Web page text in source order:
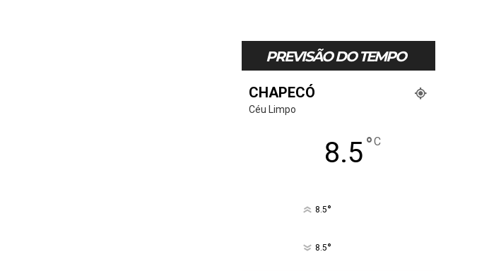
PREVISÃO DO TEMPO
CHAPECÓ
Céu Limpo
8.5°C
8.5°
8.5°